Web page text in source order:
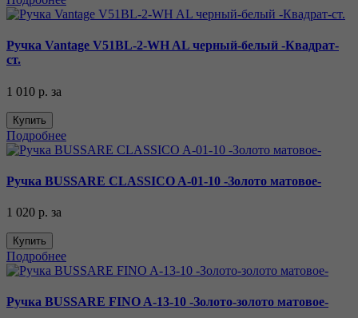
Ручка Vantage V51BL-2-WH AL черный-белый -Квадрат-
ст.
1 010 р. за
Купить
Подробнее
Ручка BUSSARE CLASSICO A-01-10 -Золото матовое-
1 020 р. за
Купить
Подробнее
Ручка BUSSARE FINO A-13-10 -Золото-золото матовое-